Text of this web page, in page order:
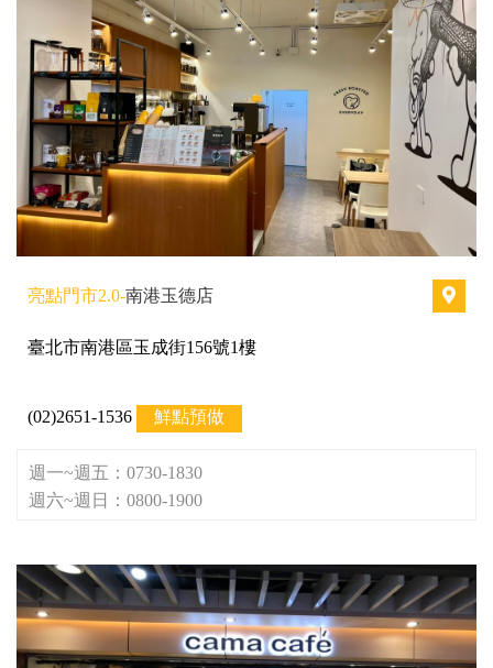
亮點門市2.0-南港玉德店
臺北市南港區玉成街156號1樓
(02)2651-1536 鮮點預做
週一~週五：0730-1830
週六~週日：0800-1900